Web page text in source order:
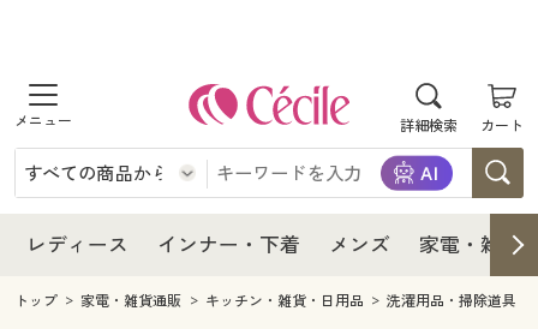
詳細検索 カート
商品を探す
レディース
レディースファッション
インナー・下着
インナー・下着通販すべて
メンズ
レディース インナー・下着 メンズ 家電・雑貨
レディース
レディース通販すべて
レディースファッション
インナー・下着
インナー・下着通販すべて
メンズ
トップ 家電・雑貨通販 キッチン・雑貨・日用品 洗濯用品・掃除道具